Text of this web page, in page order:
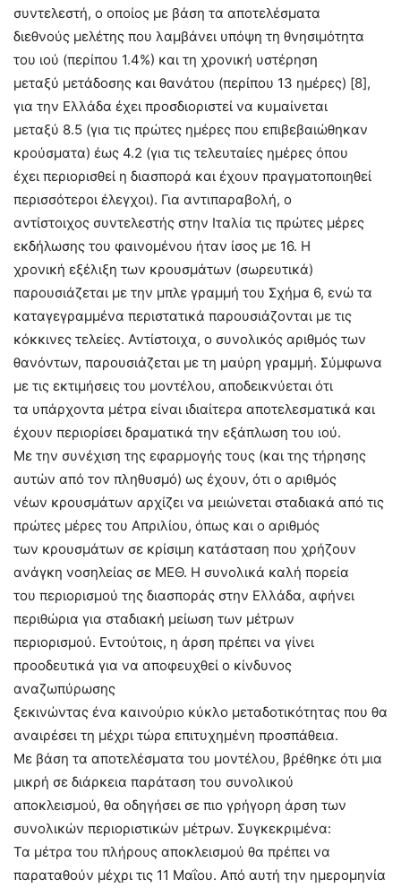
συντελεστή, ο οποίος με βάση τα αποτελέσματα
διεθνούς μελέτης που λαμβάνει υπόψη τη θνησιμότητα
του ιού (περίπου 1.4%) και τη χρονική υστέρηση
μεταξύ μετάδοσης και θανάτου (περίπου 13 ημέρες) [8],
για την Ελλάδα έχει προσδιοριστεί να κυμαίνεται
μεταξύ 8.5 (για τις πρώτες ημέρες που επιβεβαιώθηκαν
κρούσματα) έως 4.2 (για τις τελευταίες ημέρες όπου
έχει περιορισθεί η διασπορά και έχουν πραγματοποιηθεί
περισσότεροι έλεγχοι). Για αντιπαραβολή, ο
αντίστοιχος συντελεστής στην Ιταλία τις πρώτες μέρες
εκδήλωσης του φαινομένου ήταν ίσος με 16. Η
χρονική εξέλιξη των κρουσμάτων (σωρευτικά)
παρουσιάζεται με την μπλε γραμμή του Σχήμα 6, ενώ τα
καταγεγραμμένα περιστατικά παρουσιάζονται με τις
κόκκινες τελείες. Αντίστοιχα, ο συνολικός αριθμός των
θανόντων, παρουσιάζεται με τη μαύρη γραμμή. Σύμφωνα
με τις εκτιμήσεις του μοντέλου, αποδεικνύεται ότι
τα υπάρχοντα μέτρα είναι ιδιαίτερα αποτελεσματικά και
έχουν περιορίσει δραματικά την εξάπλωση του ιού.
Με την συνέχιση της εφαρμογής τους (και της τήρησης
αυτών από τον πληθυσμό) ως έχουν, ότι ο αριθμός
νέων κρουσμάτων αρχίζει να μειώνεται σταδιακά από τις
πρώτες μέρες του Απριλίου, όπως και ο αριθμός
των κρουσμάτων σε κρίσιμη κατάσταση που χρήζουν
ανάγκη νοσηλείας σε ΜΕΘ. Η συνολικά καλή πορεία
του περιορισμού της διασποράς στην Ελλάδα, αφήνει
περιθώρια για σταδιακή μείωση των μέτρων
περιορισμού. Εντούτοις, η άρση πρέπει να γίνει
προοδευτικά για να αποφευχθεί ο κίνδυνος
αναζωπύρωσης
ξεκινώντας ένα καινούριο κύκλο μεταδοτικότητας που θα
αναιρέσει τη μέχρι τώρα επιτυχημένη προσπάθεια.
Με βάση τα αποτελέσματα του μοντέλου, βρέθηκε ότι μια
μικρή σε διάρκεια παράταση του συνολικού
αποκλεισμού, θα οδηγήσει σε πιο γρήγορη άρση των
συνολικών περιοριστικών μέτρων. Συγκεκριμένα:
Τα μέτρα του πλήρους αποκλεισμού θα πρέπει να
παραταθούν μέχρι τις 11 Μαΐου. Από αυτή την ημερομηνία